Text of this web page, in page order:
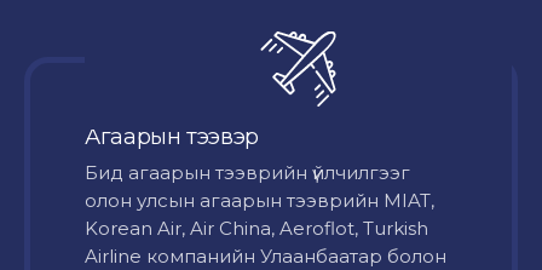
Агаарын тээвэр
Бид агаарын тээврийн үйлчилгээг
олон улсын агаарын тээврийн MIAT,
Korean Air, Air China, Aeroflot, Turkish
Airline компанийн Улаанбаатар болон